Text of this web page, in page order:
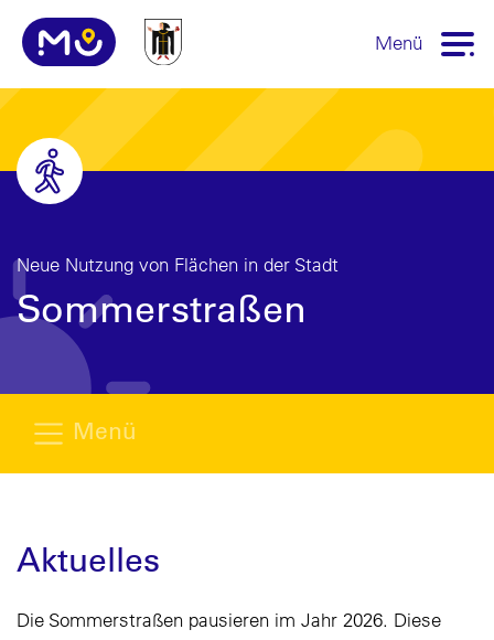
Menü
Neue Nutzung von Flächen in der Stadt
Sommerstraßen
Menü
Aktuelles
Die Sommerstraßen pausieren im Jahr 2026. Diese